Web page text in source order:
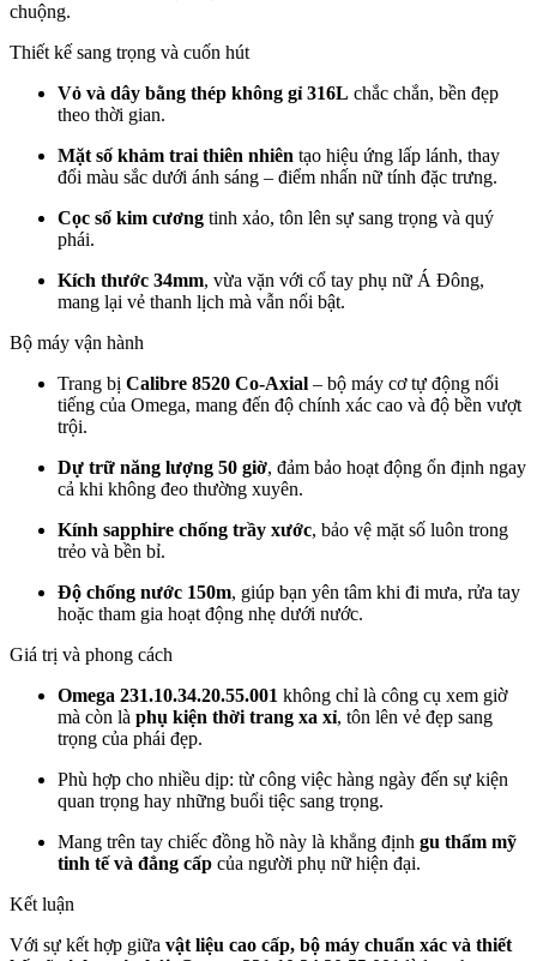
chuộng.
Thiết kế sang trọng và cuốn hút
Vỏ và dây bằng thép không gỉ 316L chắc chắn, bền đẹp
theo thời gian.
Mặt số khảm trai thiên nhiên tạo hiệu ứng lấp lánh, thay
đổi màu sắc dưới ánh sáng – điểm nhấn nữ tính đặc trưng.
Cọc số kim cương tinh xảo, tôn lên sự sang trọng và quý
phái.
Kích thước 34mm, vừa vặn với cổ tay phụ nữ Á Đông,
mang lại vẻ thanh lịch mà vẫn nổi bật.
Bộ máy vận hành
Trang bị Calibre 8520 Co-Axial – bộ máy cơ tự động nổi
tiếng của Omega, mang đến độ chính xác cao và độ bền vượt
trội.
Dự trữ năng lượng 50 giờ, đảm bảo hoạt động ổn định ngay
cả khi không đeo thường xuyên.
Kính sapphire chống trầy xước, bảo vệ mặt số luôn trong
trẻo và bền bỉ.
Độ chống nước 150m, giúp bạn yên tâm khi đi mưa, rửa tay
hoặc tham gia hoạt động nhẹ dưới nước.
Giá trị và phong cách
Omega 231.10.34.20.55.001 không chỉ là công cụ xem giờ
mà còn là phụ kiện thời trang xa xỉ, tôn lên vẻ đẹp sang
trọng của phái đẹp.
Phù hợp cho nhiều dịp: từ công việc hàng ngày đến sự kiện
quan trọng hay những buổi tiệc sang trọng.
Mang trên tay chiếc đồng hồ này là khẳng định gu thẩm mỹ
tinh tế và đẳng cấp của người phụ nữ hiện đại.
Kết luận
Với sự kết hợp giữa vật liệu cao cấp, bộ máy chuẩn xác và thiết